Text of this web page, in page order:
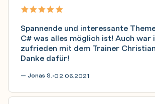
Spannende und interessante
C# was alles möglich ist! Auch war
zufrieden mit dem Trainer
Danke dafür!
— Jonas S.•02.06.2021